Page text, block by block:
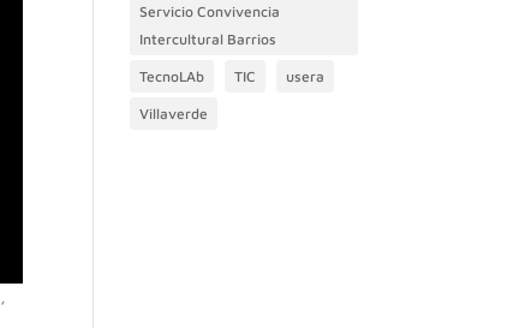
Servicio Convivencia
Intercultural Barrios
TecnoLAb TIC usera
Villaverde